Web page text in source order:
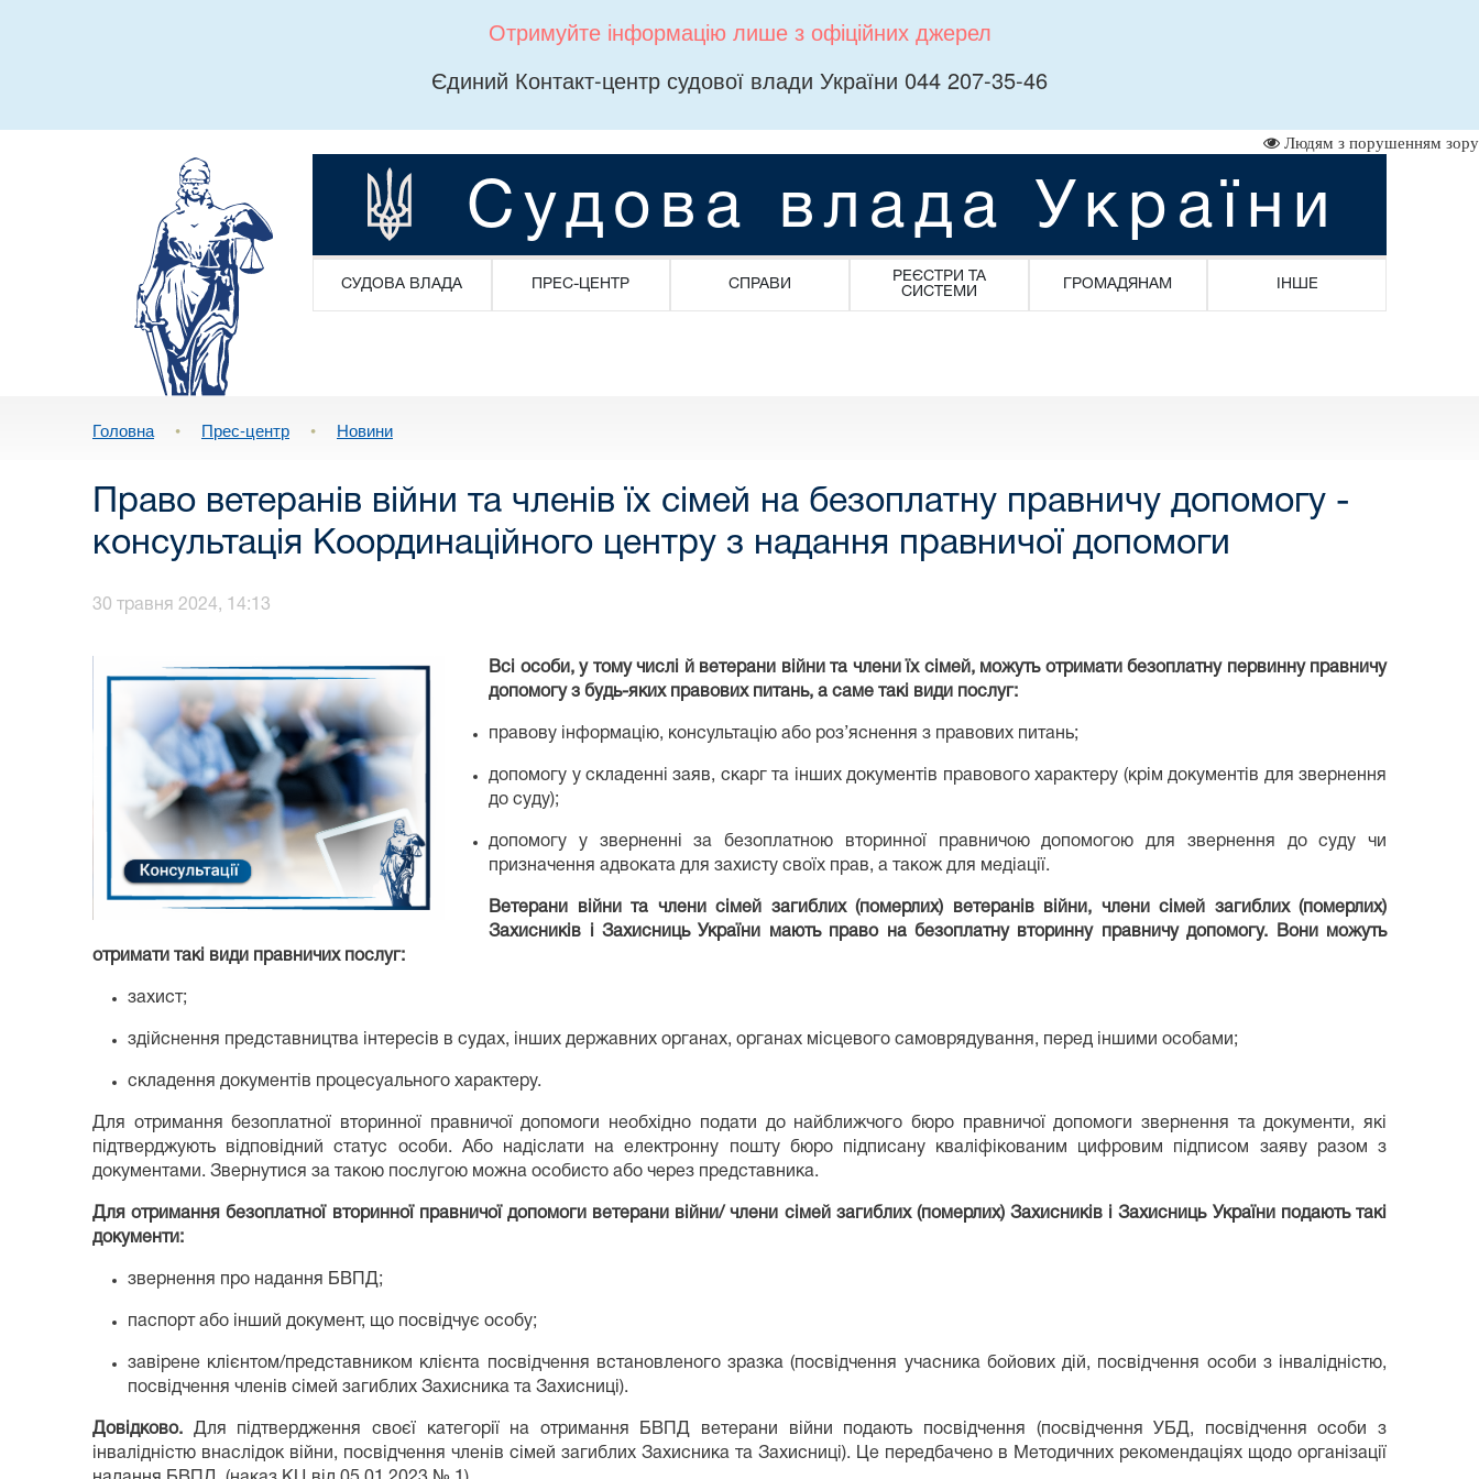
Отримуйте інформацію лише з офіційних джерел
Єдиний Контакт-центр судової влади України 044 207-35-46
Людям з порушенням зору
Судова влада України
СУДОВА ВЛАДА ПРЕС-ЦЕНТР СПРАВИ
РЕЄСТРИ ТА
СИСТЕМИ
ГРОМАДЯНАМ ІНШЕ
Головна • Прес-центр • Новини
Право ветеранів війни та членів їх сімей на безоплатну правничу допомогу -
консультація Координаційного центру з надання правничої допомоги
30 травня 2024, 14:13
Всі особи, у тому числі й ветерани війни та члени їх сімей, можуть отримати безоплатну первинну правничу
допомогу з будь-яких правових питань, а саме такі види послуг:
правову інформацію, консультацію або роз’яснення з правових питань;
допомогу у складенні заяв, скарг та інших документів правового характеру (крім документів для звернення
до суду);
допомогу у зверненні за безоплатною вторинної правничою допомогою для звернення до суду чи
призначення адвоката для захисту своїх прав, а також для медіації.
Ветерани війни та члени сімей загиблих (померлих) ветеранів війни, члени сімей загиблих (померлих)
Захисників і Захисниць України мають право на безоплатну вторинну правничу допомогу. Вони можуть
отримати такі види правничих послуг:
захист;
здійснення представництва інтересів в судах, інших державних органах, органах місцевого самоврядування, перед іншими особами;
складення документів процесуального характеру.
Для отримання безоплатної вторинної правничої допомоги необхідно подати до найближчого бюро правничої допомоги звернення та документи, які
підтверджують відповідний статус особи. Або надіслати на електронну пошту бюро підписану кваліфікованим цифровим підписом заяву разом з
документами. Звернутися за такою послугою можна особисто або через представника.
Для отримання безоплатної вторинної правничої допомоги ветерани війни/ члени сімей загиблих (померлих) Захисників і Захисниць України подають такі
документи:
звернення про надання БВПД;
паспорт або інший документ, що посвідчує особу;
завірене клієнтом/представником клієнта посвідчення встановленого зразка (посвідчення учасника бойових дій, посвідчення особи з інвалідністю,
посвідчення членів сімей загиблих Захисника та Захисниці).
Довідково. Для підтвердження своєї категорії на отримання БВПД ветерани війни подають посвідчення (посвідчення УБД, посвідчення особи з
інвалідністю внаслідок війни, посвідчення членів сімей загиблих Захисника та Захисниці). Це передбачено в Методичних рекомендаціях щодо організації